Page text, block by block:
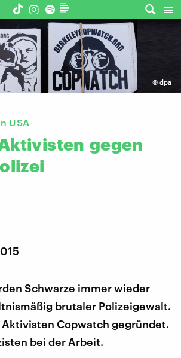
© dpa
USA
gegen
Schwarze immer wieder
brutaler Polizeigewalt.
Aktivisten Copwatch gegründet.
bei der Arbeit.